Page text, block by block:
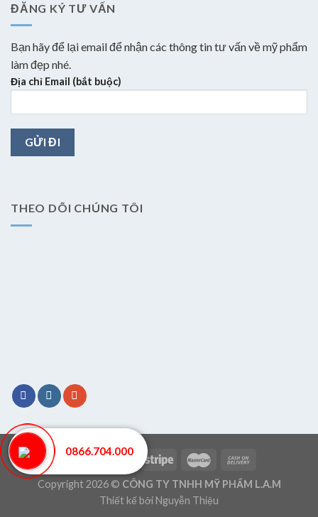
ĐĂNG KÝ TƯ VẤN
Bạn hãy để lại email để nhận các thông tin tư vấn về mỹ phẩm
làm đẹp nhé.
Địa chỉ Email (bắt buộc)
THEO DÕI CHÚNG TÔI
0866.704.000
Copyright 2026 © CÔNG TY TNHH MỸ PHẨM L.A.M
Thiết kế bởi Nguyễn Thiệu